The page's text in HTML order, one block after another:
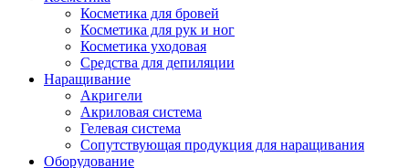
Косметика для бровей
Косметика для рук и ног
Косметика уходовая
Средства для депиляции
Наращивание
Акригели
Акриловая система
Гелевая система
Сопутствующая продукция для наращивания
Оборудование